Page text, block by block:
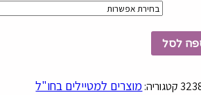
לסל
קטגוריה: מוצרים למטיילים בחו"ל